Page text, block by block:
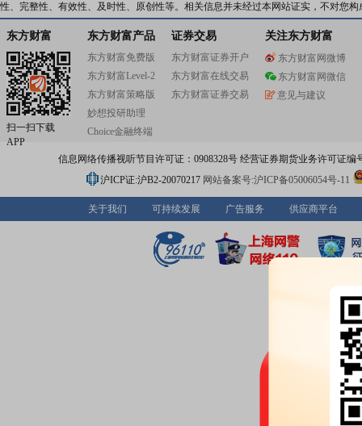
性、完整性、有效性、及时性、原创性等。相关信息并未经过本网站证实，不对您
东方财富
扫一扫下载
APP
东方财富产品
东方财富免费版
东方财富Level-2
东方财富策略版
妙想投研助理
Choice金融终端
证券交易
东方财富证券开户
东方财富在线交易
东方财富证券交易
关注东方财富
东方财富网微博
东方财富网微信
意见与建议
信息网络传播视听节目许可证：0908328号 经营证券期货业务许可证编
沪ICP证:沪B2-20070217 网站备案号:沪ICP备05006054号-11
关于我们 可持续发展 广告服务 供应商平台